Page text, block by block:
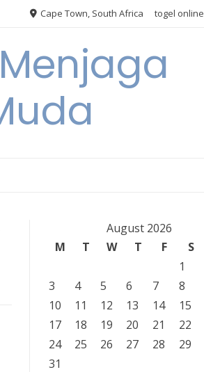
Cape Town, South Africa togel online
August 2026
M
T W T F S
1
3
4 5 6 7 8
10
11 12 13 14 15
17
18 19 20 21 22
24
25 26 27 28 29
31